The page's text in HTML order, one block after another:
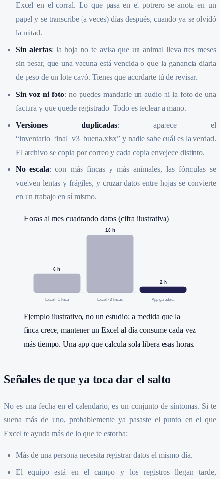
Excel en el corral. Lo que pasa en el potrero se anota en un
papel y se transcribe (a veces) días después, cuando ya se olvidó
la mitad.
Sin alertas: la hoja no te avisa que un animal lleva tres meses
sin pesar, que una vacuna está vencida o que la ganancia diaria
de peso de un lote cayó. Tienes que acordarte tú de revisar.
Sin voz ni foto: no puedes mandarle un audio ni la foto de una
factura y que quede registrado. Todo es teclear a mano.
Versiones duplicadas: aparece el
“inventario_final_v3_buena.xlsx” y nadie sabe cuál es la verdad.
El archivo se copia por correo y cada copia envejece distinto.
No escala: con más fincas y más animales, las fórmulas se
vuelven lentas y frágiles, y cruzar datos entre hojas se convierte
en un trabajo en sí mismo.
Horas al mes cuadrando datos (cifra ilustrativa)
6 h
Excel · 1 finca
18h
Excel · 3 fincas
2 h
App ganadera
Ejemplo ilustrativo, no un estudio: a medida que la
finca crece, mantener un Excel al día consume cada vez
más tiempo. Una app que calcula sola libera esas horas.
Señales de que ya toca dar el salto
No es una fecha en el calendario, es un conjunto de síntomas. Si te
suena más de uno, probablemente ya pasaste el punto en el que
Excel te ayuda más de lo que te estorba:
Más de una persona necesita registrar datos el mismo día.
El equipo está en el campo y los registros llegan tarde,